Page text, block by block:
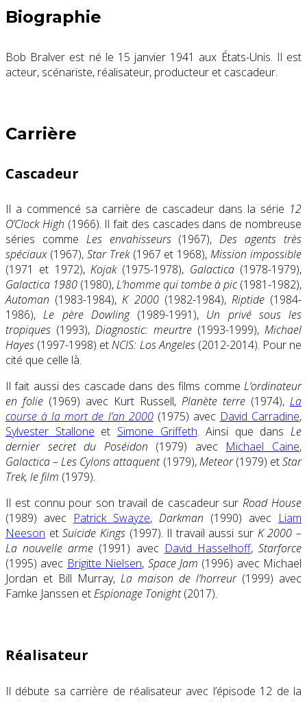
Biographie
Bob Bralver est né le 15 janvier 1941 aux États-Unis. Il est
acteur, scénariste, réalisateur, producteur et cascadeur.
Carrière
Cascadeur
Il a commencé sa carrière de cascadeur dans la série 12
O’Clock High (1966). Il fait des cascades dans de nombreuse
séries comme Les envahisseurs(1967),Des agents très
spéciaux(1967), Star Trek(1967 et 1968),Mission impossible
(1971 et 1972), Kojak(1975-1978), Galactica(1978-1979),
Galactica 1980 (1980),L’homme qui tombe à pic(1981-1982),
Automan (1983-1984),K 2000(1982-1984), Riptide(1984-
1986),Le père Dowling(1989-1991), Un privé sous les
tropiques (1993), Diagnostic: meurtre (1993-1999), Michael
Hayes (1997-1998) etNCIS: Los Angeles(2012-2014). Pour ne
cité que celle là.
Il fait aussi des cascade dans des films comme L’ordinateur
en folie (1969) avec Kurt Russell, Planète terre (1974), La
course à la mort de l’an 2000(1975) avec David Carradine,
Sylvester Stallone et Simone Griffeth. Ainsi que dans Le
dernier secret du Poséidon (1979) avec Michael Caine,
Galactica – Les Cylons attaquent(1979),Meteor(1979) etStar
Trek, le film (1979).
Il est connu pour son travail de cascadeur surRoad House
(1989) avec Patrick Swayze, Darkman (1990) avec Liam
Neeson etSuicide Kings(1997). Il travail aussi sur K 2000 –
La nouvelle arme (1991) avec David Hasselhoff,Starforce
(1995) avec Brigitte Nielsen, Space Jam (1996) avec Michael
Jordan et Bill Murray, La maison de l’horreur(1999) avec
Famke Janssen etEspionage Tonight(2017).
Réalisateur
Il débute sa carrière de réalisateur avec l’épisode 12 de la